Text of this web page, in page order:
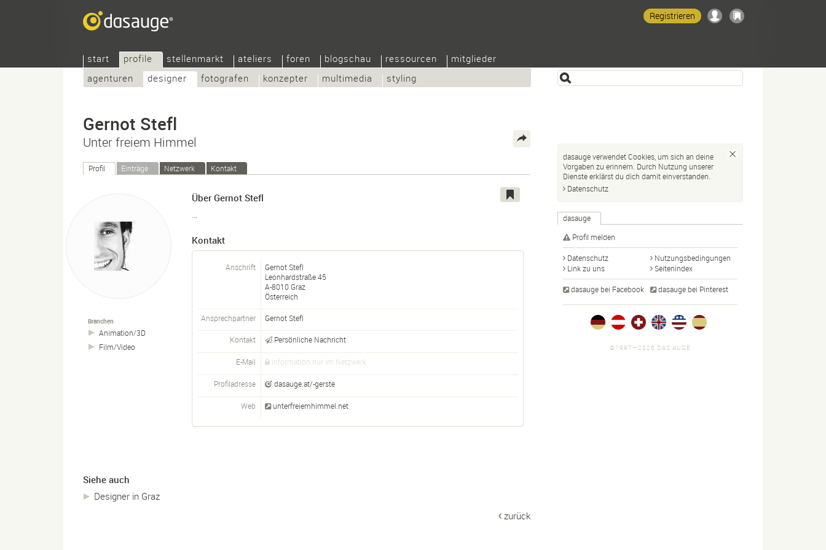
start
profile
agenturen
designer fotografen konzepter multimedia styling
stellenmarkt ateliers foren blogschau ressourcen mitglieder
Registrieren
Gernot Stefl
Unter freiem Himmel
Profil Einträge Netzwerk Kontakt
Branchen
Animation/3D
Film/Video
Über Gernot Stefl
Kontakt
Anschrift
Gernot Stefl
Leonhardstraße 45
A-8010Graz
Österreich
Ansprechpartner GernotStefl
Kontakt Persönliche Nachricht
E-Mail Information nur im Netzwerk
Profiladresse dasauge.at/-gerste
Web unterfreiemhimmel.net
Siehe auch
Designer in Graz
zurück
dasauge verwendet Cookies, um sich an deine
Vorgaben zu erinnern. Durch Nutzung unserer
Dienste erklärst du dich damit einverstanden.
Datenschutz
dasauge
Profil melden
Datenschutz
Nutzungsbedingungen
Link zu uns
Seitenindex
dasauge bei Facebook dasauge bei Pinterest
©1997—2026 DAS AUGE